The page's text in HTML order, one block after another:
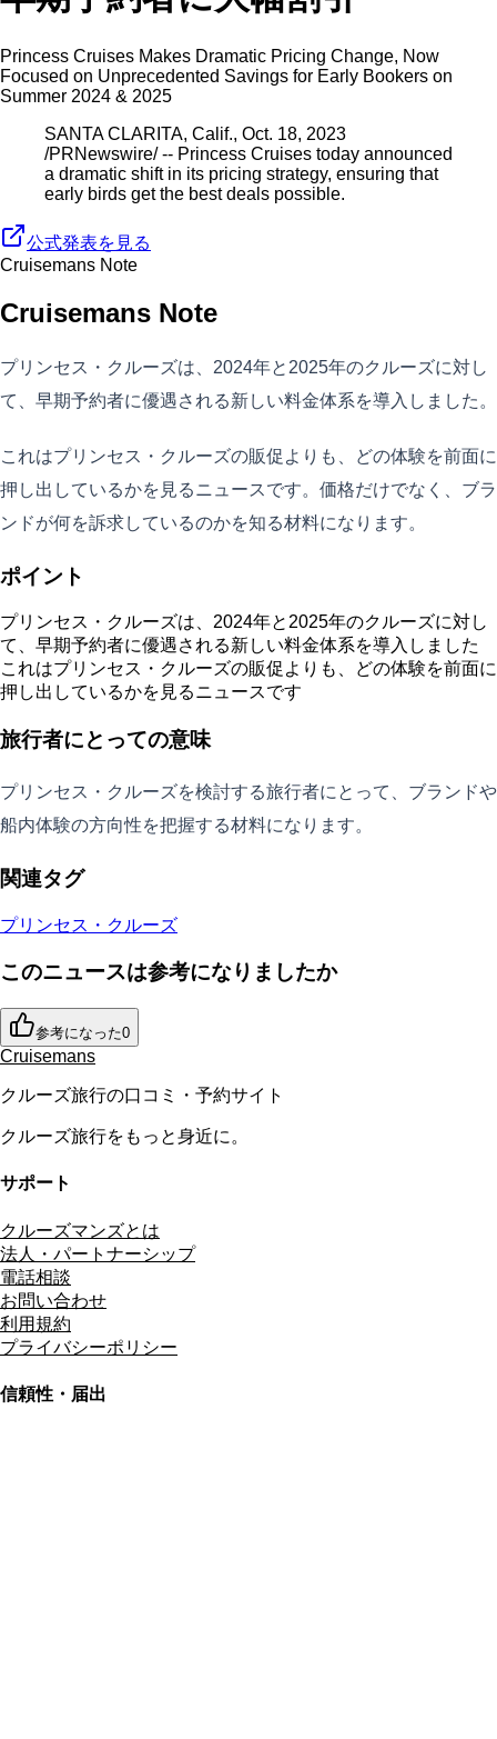
Princess Cruises Makes Dramatic Pricing Change, Now
Focused on Unprecedented Savings for Early Bookers on
Summer 2024 & 2025
SANTA CLARITA, Calif., Oct. 18, 2023
/PRNewswire/ -- Princess Cruises today announced
a dramatic shift in its pricing strategy, ensuring that
early birds get the best deals possible.
公式発表を見る
Cruisemans Note
Cruisemans Note
プリンセス・クルーズは、2024年と2025年のクルーズに対し
て、早期予約者に優遇される新しい料金体系を導入しました。
これはプリンセス・クルーズの販促よりも、どの体験を前面に
押し出しているかを見るニュースです。価格だけでなく、ブラ
ンドが何を訴求しているのかを知る材料になります。
ポイント
プリンセス・クルーズは、2024年と2025年のクルーズに対し
て、早期予約者に優遇される新しい料金体系を導入しました
これはプリンセス・クルーズの販促よりも、どの体験を前面に
押し出しているかを見るニュースです
旅行者にとっての意味
プリンセス・クルーズを検討する旅行者にとって、ブランドや
船内体験の方向性を把握する材料になります。
関連タグ
プリンセス・クルーズ
このニュースは参考になりましたか
参考になった0
Cruisemans
クルーズ旅行の口コミ・予約サイト
クルーズ旅行をもっと身近に。
サポート
クルーズマンズとは
法人・パートナーシップ
電話相談
お問い合わせ
利用規約
プライバシーポリシー
信頼性・届出